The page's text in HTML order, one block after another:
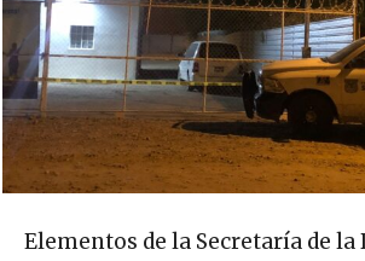
Elementos de la Secretaría de la